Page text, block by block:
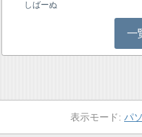
しばーぬ
一
パ